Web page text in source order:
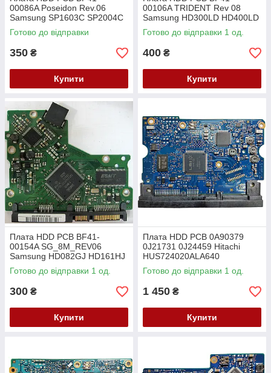
00086A Poseidon Rev.06
Samsung SP1603C SP2004C
SP2504C
Готово до відправки
350 ₴
Купити
00106A TRIDENT Rev 08
Samsung HD300LD HD400LD
Готово до відправки 1 од.
400 ₴
Купити
Плата HDD PCB BF41-
00154A SG_8M_REV06
Samsung HD082GJ HD161HJ
Готово до відправки 1 од.
300 ₴
Купити
Плата HDD PCB 0A90379
0J21731 0J24459 Hitachi
HUS724020ALA640
HUS724030ALA640
HUS724040ALA640
Готово до відправки 1 од.
1 450 ₴
Купити